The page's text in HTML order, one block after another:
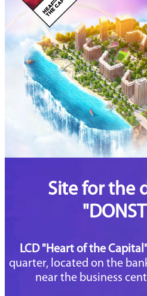
Site for the
LCD "Heart of the
quarter, located on the
near the business